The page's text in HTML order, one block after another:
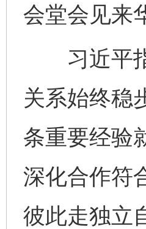
会堂会见来
习近平指
关系始终稳
条重要经验
深化合作符
彼此走独立